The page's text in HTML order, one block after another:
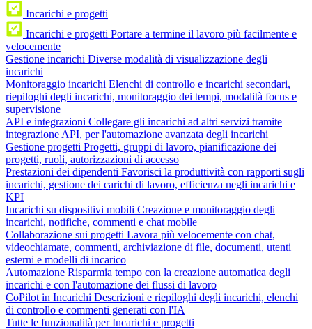
Incarichi e progetti
Incarichi e progetti Portare a termine il lavoro più facilmente e
velocemente
Gestione incarichi Diverse modalità di visualizzazione degli
incarichi
Monitoraggio incarichi Elenchi di controllo e incarichi secondari,
riepiloghi degli incarichi, monitoraggio dei tempi, modalità focus e
supervisione
API e integrazioni Collegare gli incarichi ad altri servizi tramite
integrazione API, per l'automazione avanzata degli incarichi
Gestione progetti Progetti, gruppi di lavoro, pianificazione dei
progetti, ruoli, autorizzazioni di accesso
Prestazioni dei dipendenti Favorisci la produttività con rapporti sugli
incarichi, gestione dei carichi di lavoro, efficienza negli incarichi e
KPI
Incarichi su dispositivi mobili Creazione e monitoraggio degli
incarichi, notifiche, commenti e chat mobile
Collaborazione sui progetti Lavora più velocemente con chat,
videochiamate, commenti, archiviazione di file, documenti, utenti
esterni e modelli di incarico
Automazione Risparmia tempo con la creazione automatica degli
incarichi e con l'automazione dei flussi di lavoro
CoPilot in Incarichi Descrizioni e riepiloghi degli incarichi, elenchi
di controllo e commenti generati con l'IA
Tutte le funzionalità per Incarichi e progetti